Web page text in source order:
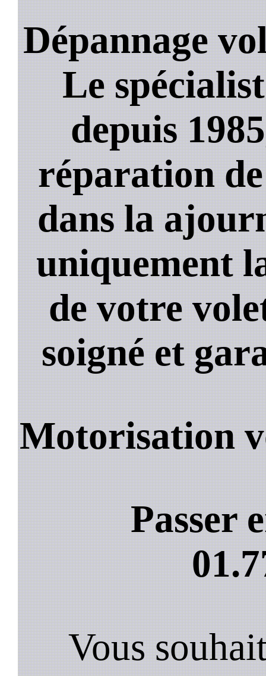
Dépannage
Le
depuis
réparation
dans la
uniquement
de votre
soigné et
Motorisation
Passer
Vous